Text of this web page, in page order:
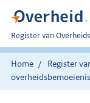
U
bent
nu
hier:
Register van
Home Register
overheidsbemoeienis